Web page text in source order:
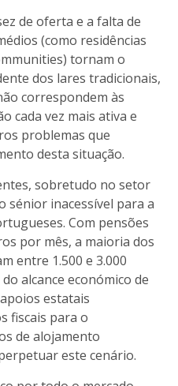
de oferta e a falta de
(como residências
tornam o
dos lares tradicionais,
correspondem às
cada vez mais ativa e
problemas que
desta situação.
sobretudo no setor
sénior inacessível para a
Com pensões
por mês, a maioria dos
entre 1.500 e 3.000
alcance económico de
estatais
fiscais para o
de alojamento
este cenário.